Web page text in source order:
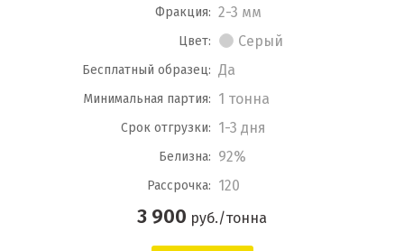
Фракция: 2-3 мм
Цвет: Серый
Бесплатный образец: Да
Минимальная партия: 1 тонна
Срок отгрузки: 1-3 дня
Белизна: 92%
Рассрочка: 120
3 900 руб./тонна